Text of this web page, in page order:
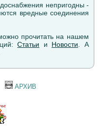
непригодны -
вредные соединения
прочитать на нашем
Статьи и Новости . А
АРХИВ